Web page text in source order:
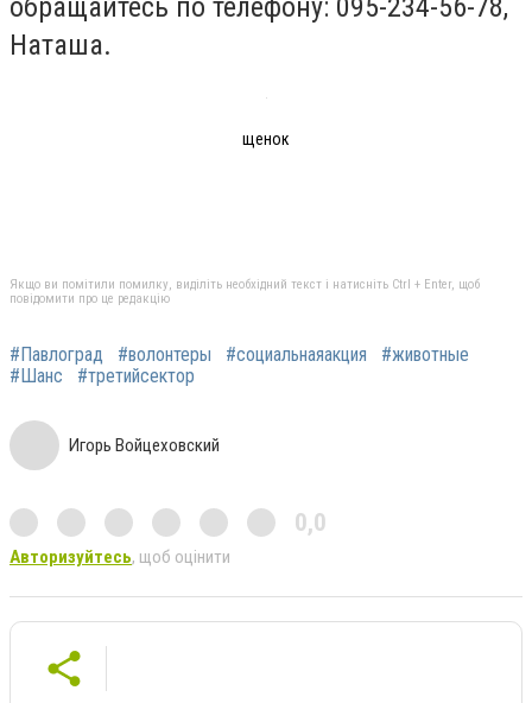
обращайтесь по телефону: 095-234-56-78,
Наташа.
щенок
Якщо ви помітили помилку, виділіть необхідний текст і натисніть Ctrl + Enter, щоб
повідомити про це редакцію
#Павлоград #волонтеры #социальнаяакция
#животные
#Шанс
#третийсектор
Игорь Войцеховский
0,0
Авторизуйтесь, щоб оцінити